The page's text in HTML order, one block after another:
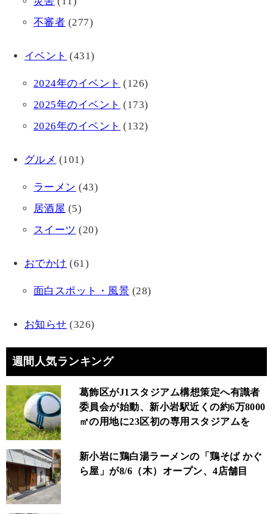
不審者 (277)
イベント (431)
2024年のイベント (126)
2025年のイベント (173)
2026年のイベント (132)
グルメ (101)
ラーメン (43)
居酒屋 (5)
スイーツ (20)
おでかけ (61)
面白スポット・風景 (28)
お知らせ (326)
週間人気ランキング
葛飾区がJ1スタジアム構想策定へ有識者
委員会が始動、新小岩駅近くの約6万8000
㎡の用地に23区初の専用スタジアムを
新小岩に鶏白湯ラーメンの「鶏そば かぐ
ら屋」が8/6（木）オープン、4店舗目